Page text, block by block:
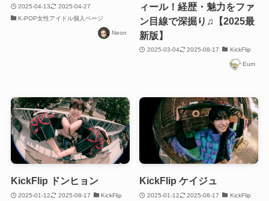
2025-04-13
2025-04-27
K-POP女性アイドル個人ページ
Neon
ィール！経歴・魅力をファ
ン目線で深掘り♫【2025最
新版】
2025-03-04 2025-08-17 KickFlip
Eum
KickFlip ドンヒョン
2025-01-12 2025-08-17 KickFlip
KickFlip ケイジュ
2025-01-12 2025-08-17 KickFlip